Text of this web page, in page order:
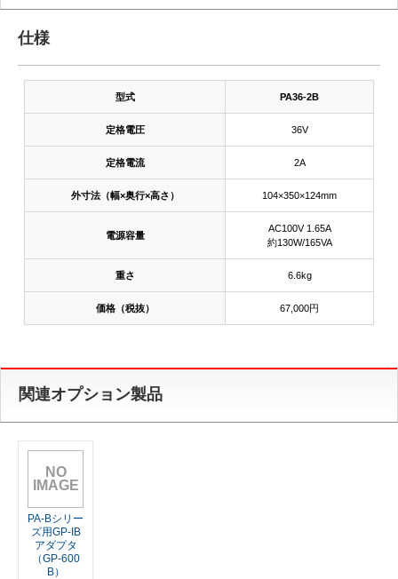
仕様
型式 PA36-2B
定格電圧 36V
定格電流 2A
外寸法（幅×奥行×高さ） 104×350×124mm
電源容量
AC100V 1.65A
約130W/165VA
重さ 6.6kg
価格（税抜） 67,000円
関連オプション製品
NO
IMAGE
PA-Bシリー
ズ用GP-IB
アダプタ
（GP-600
B）